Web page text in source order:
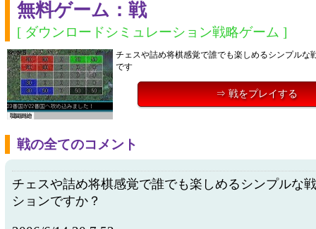
無料ゲーム：戦
[ ダウンロードシミュレーション戦略ゲーム ]
チェスや詰め将棋感覚で誰でも楽しめるシンプルな
です
⇒ 戦をプレイする
戦の全てのコメント
チェスや詰め将棋感覚で誰でも楽しめるシンプルな
ションですか？